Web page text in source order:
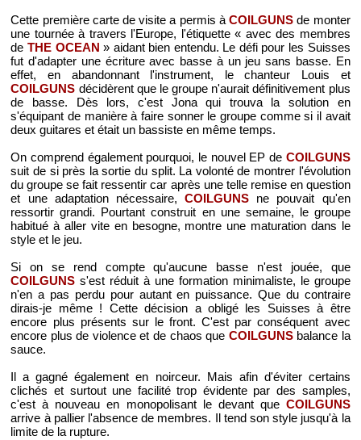
Cette première carte de visite a permis àCOILGUNS de monter
une tournée à travers l'Europe, l'étiquette « avec des membres
de THE OCEAN » aidant bien entendu. Le défi pour les Suisses
fut d'adapter une écriture avec basse à un jeu sans basse. En
effet, en abandonnant l'instrument, le chanteur Louis et
COILGUNS décidèrent que le groupe n'aurait définitivement plus
de basse. Dès lors, c'est Jona qui trouva la solution en
s'équipant de manière à faire sonner le groupe comme si il avait
deux guitares et était un bassiste en même temps.
On comprend également pourquoi, le nouvel EP de COILGUNS
suit de si près la sortie du split. La volonté de montrer l'évolution
du groupe se fait ressentir car après une telle remise en question
et une adaptation nécessaire,COILGUNS ne pouvait qu'en
ressortir grandi. Pourtant construit en une semaine, le groupe
habitué à aller vite en besogne, montre une maturation dans le
style et le jeu.
Si on se rend compte qu'aucune basse n'est jouée, que
COILGUNS s'est réduit à une formation minimaliste, le groupe
n'en a pas perdu pour autant en puissance. Que du contraire
dirais-je même ! Cette décision a obligé les Suisses à être
encore plus présents sur le front. C'est par conséquent avec
encore plus de violence et de chaos que COILGUNSbalance la
sauce.
Il a gagné également en noirceur. Mais afin d'éviter certains
clichés et surtout une facilité trop évidente par des samples,
c'est à nouveau en monopolisant le devant que COILGUNS
arrive à pallier l'absence de membres. Il tend son style jusqu'à la
limite de la rupture.